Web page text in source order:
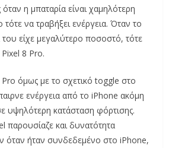
η μπαταρία είναι χαμηλότερη
να τραβήξει ενέργεια. Όταν το
είχε μεγαλύτερο ποσοστό, τότε
8 Pro.
όμως με το σχετικό toggle στο
ενέργεια από το iPhone ακόμη
υψηλότερη κατάσταση φόρτισης.
παρουσίαζε και δυνατότητα
όταν ήταν συνδεδεμένο στο iPhone,